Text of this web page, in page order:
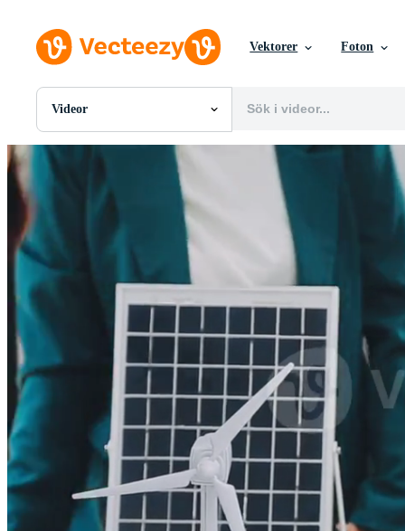
Vektorer Foton
Videor
Alla Bilder
Rörlig grafik
Redaktionella Bilder
Redaktionella Evenemang